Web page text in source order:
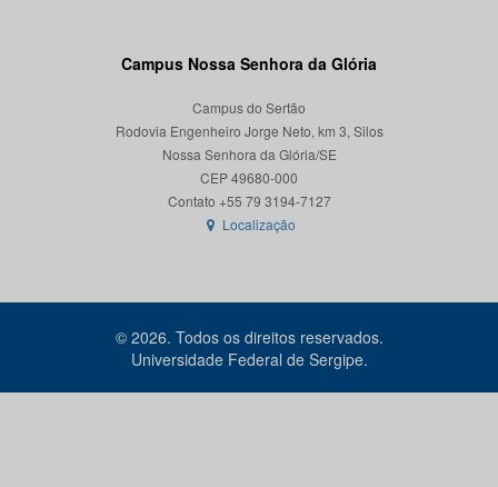
Campus Nossa Senhora da Glória
Campus do Sertão
Rodovia Engenheiro Jorge Neto, km 3, Silos
Nossa Senhora da Glória/SE
CEP 49680-000
Contato +55 79 3194-7127
Localização
© 2026. Todos os direitos reservados.
Universidade Federal de Sergipe.